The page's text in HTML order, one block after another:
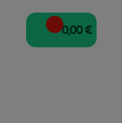
0,00 €